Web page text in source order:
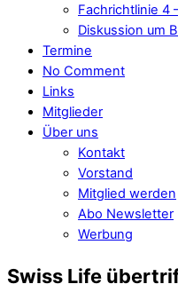
Fachrichtlinie 4
Diskussion um
Termine
No Comment
Links
Mitglieder
Über uns
Kontakt
Vorstand
Mitglied werden
Abo Newsletter
Werbung
Swiss Life